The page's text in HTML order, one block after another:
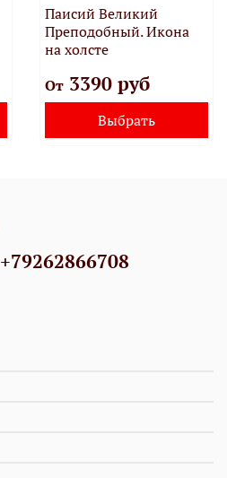
Паисий Великий
Преподобный. Икона
на холсте
От3390 руб
Выбрать
+79262866708